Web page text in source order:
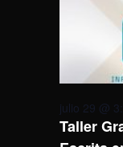
Taller
julio 29 @